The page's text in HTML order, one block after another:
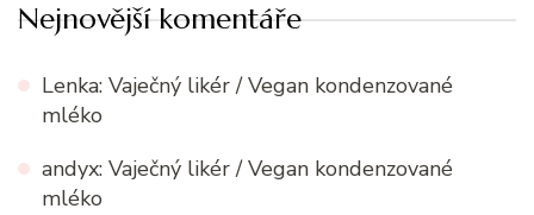
Nejnovější komentáře
Lenka: Vaječný likér / Vegan kondenzované
mléko
andyx: Vaječný likér / Vegan kondenzované
mléko